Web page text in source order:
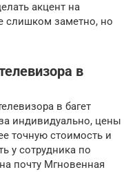
акцент на
слишком заметно, но
в
в багет
индивидуально, цены
точную стоимость и
у сотрудника по
почту Мгновенная